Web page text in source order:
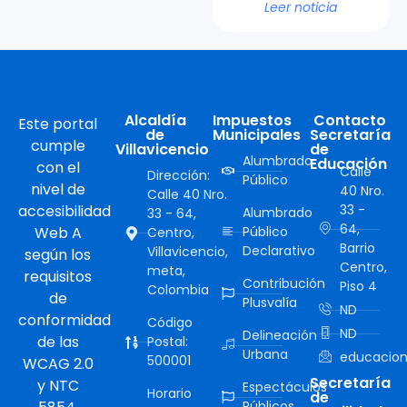
Leer noticia
Este portal
cumple
con el
nivel de
accesibilidad
Web A
según los
requisitos
de
conformidad
de las
WCAG 2.0
y NTC
Alcaldía
de
Villavicencio
Dirección:
Calle 40 Nro.
33 - 64,
Centro,
Villavicencio,
meta,
Colombia
Código
Postal:
500001
Horario
Impuestos
Municipales
Alumbrado
Público
Alumbrado
Público
Declarativo
Contribución
Plusvalía
Delineación
Urbana
Espectáculos
Contacto
Secretaría
de
Educación
Calle
40 Nro.
33 -
64,
Barrio
Centro,
Piso 4
ND
ND
Secretaría
de